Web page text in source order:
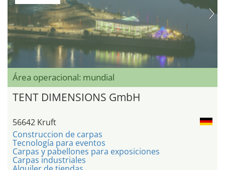
Área operacional: mundial
TENT DIMENSIONS GmbH
56642 Kruft
Construccion de carpas
Tecnología para eventos
Carpas y pabellones para exposiciones
Carpas industriales